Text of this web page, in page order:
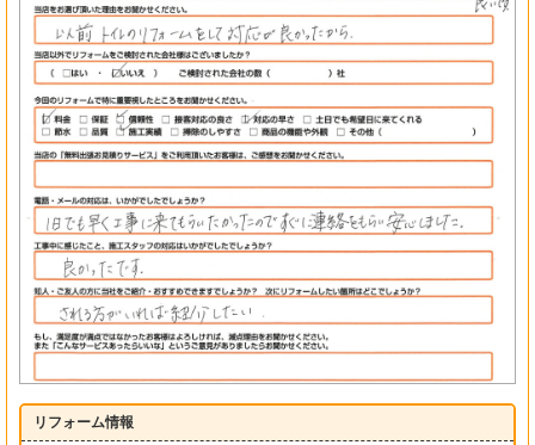
リフォーム情報